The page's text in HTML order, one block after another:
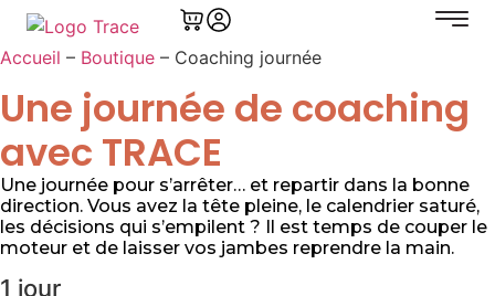
Accueil – Boutique – Coaching journée
Une journée de coaching
avec TRACE
Une journée pour s’arrêter… et repartir dans la bonne
direction. Vous avez la tête pleine, le calendrier saturé,
les décisions qui s’empilent ? Il est temps de couper le
moteur et de laisser vos jambes reprendre la main.
1 jour